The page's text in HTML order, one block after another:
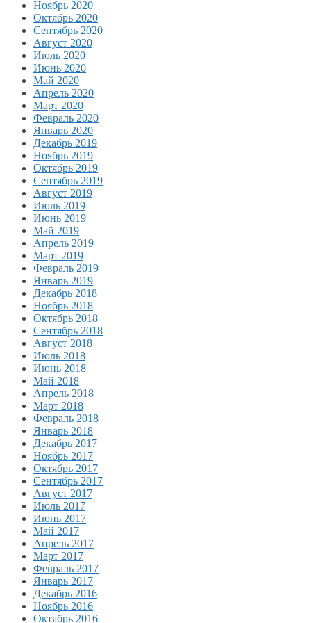
Ноябрь 2020
Октябрь 2020
Сентябрь 2020
Август 2020
Июль 2020
Июнь 2020
Май 2020
Апрель 2020
Март 2020
Февраль 2020
Январь 2020
Декабрь 2019
Ноябрь 2019
Октябрь 2019
Сентябрь 2019
Август 2019
Июль 2019
Июнь 2019
Май 2019
Апрель 2019
Март 2019
Февраль 2019
Январь 2019
Декабрь 2018
Ноябрь 2018
Октябрь 2018
Сентябрь 2018
Август 2018
Июль 2018
Июнь 2018
Май 2018
Апрель 2018
Март 2018
Февраль 2018
Январь 2018
Декабрь 2017
Ноябрь 2017
Октябрь 2017
Сентябрь 2017
Август 2017
Июль 2017
Июнь 2017
Май 2017
Апрель 2017
Март 2017
Февраль 2017
Январь 2017
Декабрь 2016
Ноябрь 2016
Октябрь 2016